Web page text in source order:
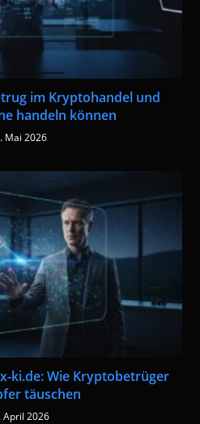
im Kryptohandel und
handeln können
Mai 2026
ki.de: Wie Kryptobetrüger
täuschen
April 2026